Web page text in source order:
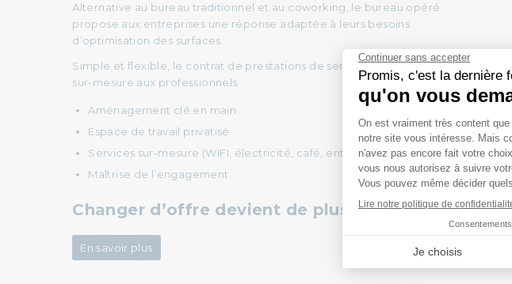
Alternative au bureau traditionnel et au coworking, le bureau opéré
propose aux entreprises une réponse adaptée à leurs besoins
d’optimisation des surfaces.
Simple et flexible, le contrat de prestations de services offre une réponse
sur-mesure aux professionnels.
Aménagement clé en main
Espace de travail privatisé
Services sur-mesure (WIFI, électricité, café, entretien, mobilier…)
Maîtrise de l’engagement
Changer d’offre devient de plus en plus simple
En savoir plus